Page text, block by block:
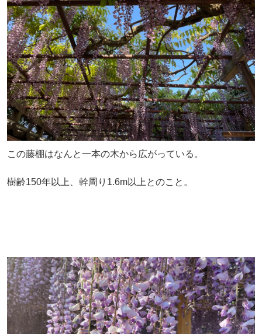
この藤棚はなんと一本の木から広がっている。
樹齢150年以上、幹周り1.6m以上とのこと。